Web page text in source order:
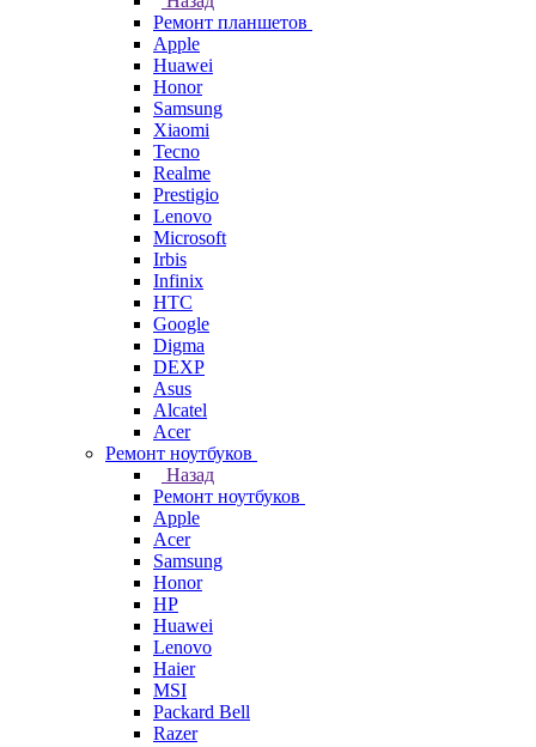
Ремонт планшетов
Apple
Huawei
Honor
Samsung
Xiaomi
Tecno
Realme
Prestigio
Lenovo
Microsoft
Irbis
Infinix
HTC
Google
Digma
DEXP
Asus
Alcatel
Acer
Ремонт ноутбуков
Назад
Ремонт ноутбуков
Apple
Acer
Samsung
Honor
HP
Huawei
Lenovo
Haier
MSI
Packard Bell
Razer